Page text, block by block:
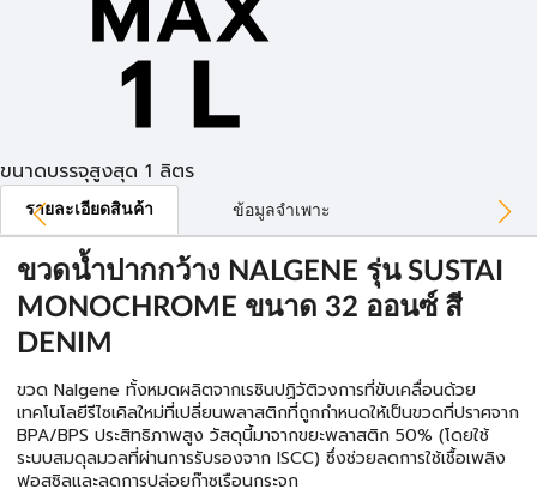
ขนาดบรรจุสูงสุด 1 ลิตร
รายละเอียดสินค้า ข้อมูลจำเพาะ
ขวดน้ำปากกว้าง NALGENE รุ่น SUSTAI
MONOCHROME ขนาด 32 ออนซ์ สี
DENIM
ขวด Nalgene ทั้งหมดผลิตจากเรซินปฏิวัติวงการที่ขับเคลื่อนด้วย
เทคโนโลยีรีไซเคิลใหม่ที่เปลี่ยนพลาสติกที่ถูกกำหนดให้เป็นขวดที่ปราศจาก
BPA/BPS ประสิทธิภาพสูง วัสดุนี้มาจากขยะพลาสติก 50% (โดยใช้
ระบบสมดุลมวลที่ผ่านการรับรองจาก ISCC) ซึ่งช่วยลดการใช้เชื้อเพลิง
ฟอสซิลและลดการปล่อยก๊าซเรือนกระจก